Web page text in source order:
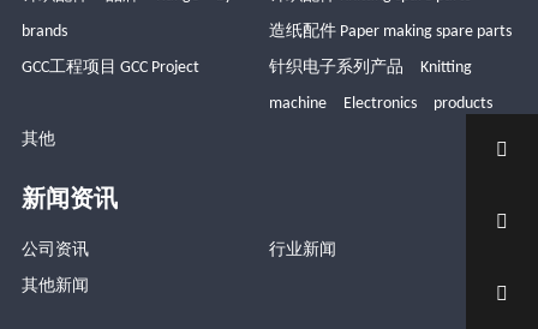
brands
造纸配件 Paper making spare parts
GCC工程项目 GCC Project
针织电子系列产品 Knitting
machine Electronics products
其他
新闻资讯
公司资讯
行业新闻
其他新闻


